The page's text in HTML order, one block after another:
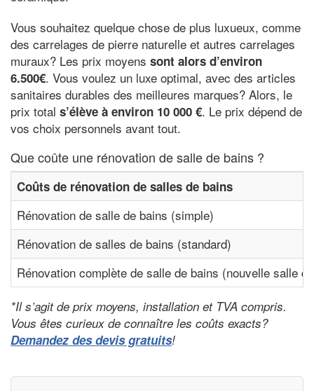
Vous souhaitez quelque chose de plus luxueux, comme
des carrelages de pierre naturelle et autres carrelages
muraux? Les prix moyens sont alors d’environ
6.500€. Vous voulez un luxe optimal, avec des articles
sanitaires durables des meilleures marques? Alors, le
prix total s’élève à environ 10 000 €. Le prix dépend de
vos choix personnels avant tout.
Que coûte une rénovation de salle de bains ?
Coûts de rénovation de salles de bains
Rénovation de salle de bains (simple)
Rénovation de salles de bains (standard)
Rénovation complète de salle de bains (nouvelle salle
*Il s’agit de prix moyens, installation et TVA compris.
Vous êtes curieux de connaître les coûts exacts?
Demandez des devis gratuits!